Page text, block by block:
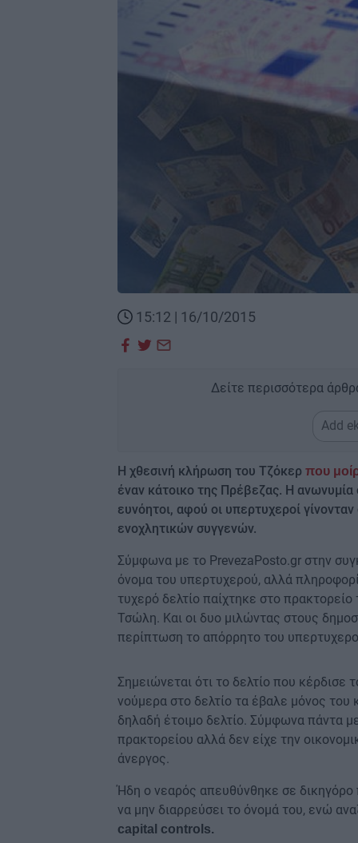
15:12 | 16/10/2015
Δείτε περισσότερα
Add
Η χθεσινή κλήρωση του Τζόκερ που
έναν κάτοικο της Πρέβεζας. Η ανωνυμία
ευνόητοι, αφού οι υπερτυχεροί
ενοχλητικών συγγενών.
Σύμφωνα με το PrevezaPosto.gr στην
όνομα του υπερτυχερού, αλλά
τυχερό δελτίο παίχτηκε στο
Τσώλη. Και οι δυο μιλώντας στους
περίπτωση το απόρρητο του
Σημειώνεται ότι το δελτίο που κέρδισε
νούμερα στο δελτίο τα έβαλε μόνος του
δηλαδή έτοιμο δελτίο. Σύμφωνα πάντα
πρακτορείου αλλά δεν είχε την
άνεργος.
Ήδη ο νεαρός απευθύνθηκε σε δικηγόρο
να μην διαρρεύσει το όνομά του, ενώ
capital controls.